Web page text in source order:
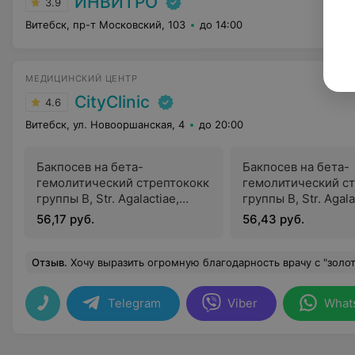
Витебск, пр-т Московский, 103 до 14:00
МЕДИЦИНСКИЙ ЦЕНТР
4.6 CityClinic
Витебск, ул. Новооршанская, 4 до 20:00
Бакпосев на бета-
гемолитический стрептококк
группы B, Str. Agalactiae,
определение
чувствительности к
(урогенитальный тракт)
56,17 руб.
Бакпосев на бета-
гемолитический
группы B, Str.
определение
чувствительности к
56,43 руб.
Отзыв. Хочу выразить огромную благодарность врачу с "золотыми" руками Шаричкову Виталию Евгеньевичу,за его профессионализм,чуткость и внимательное отношение. Я раньше очень боялась стоматологом,пока не попала к такому прекрасному врачу на приём, т.к. Виталий Евгеньевич сделал всё без
Telegram Viber